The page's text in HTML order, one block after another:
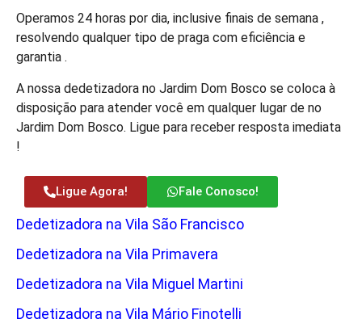
Operamos 24 horas por dia, inclusive finais de semana ,
resolvendo qualquer tipo de praga com eficiência e
garantia .
A nossa dedetizadora no Jardim Dom Bosco se coloca à
disposição para atender você em qualquer lugar de no
Jardim Dom Bosco. Ligue para receber resposta imediata
!
Ligue Agora! Fale Conosco!
Dedetizadora na Vila São Francisco
Dedetizadora na Vila Primavera
Dedetizadora na Vila Miguel Martini
Dedetizadora na Vila Mário Finotelli